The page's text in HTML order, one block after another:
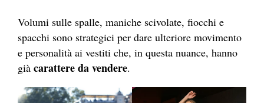
Volumi sulle spalle, maniche scivolate, fiocchi e
spacchi sono strategici per dare ulteriore movimento
e personalità ai vestiti che, in questa nuance, hanno
già carattere da vendere.